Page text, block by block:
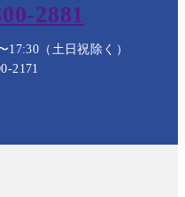
2881
17:30（土日祝除く）
2171